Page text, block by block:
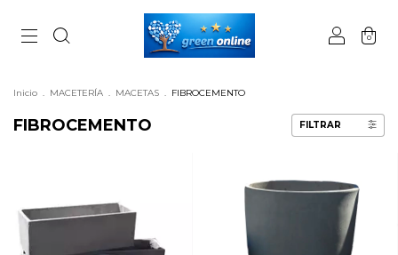
0
Inicio . MACETERÍA . MACETAS . FIBROCEMENTO
FIBROCEMENTO FILTRAR